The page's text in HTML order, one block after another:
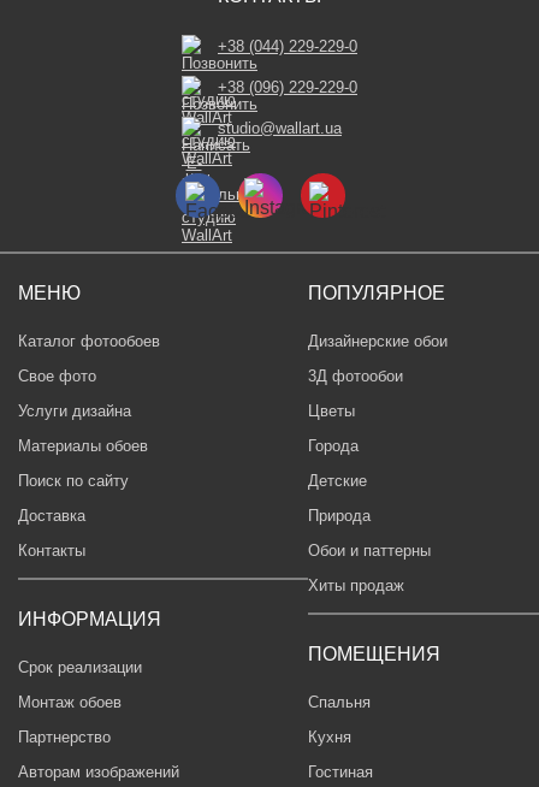
МЕНЮ
Каталог фотообоев
Свое фото
Услуги дизайна
Материалы обоев
Поиск по сайту
Доставка
Контакты
ИНФОРМАЦИЯ
Срок реализации
Монтаж обоев
Партнерство
Авторам изображений
ПОПУЛЯРНОЕ
Дизайнерские обои
3Д фотообои
Цветы
Города
Детские
Природа
Обои и паттерны
Хиты продаж
ПОМЕЩЕНИЯ
Спальня
Кухня
Гостиная
+38 (044) 229-229-0
+38 (096) 229-229-0
studio@wallart.ua